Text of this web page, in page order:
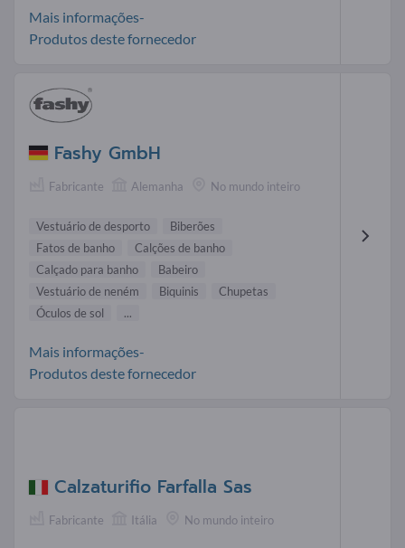
Mais informações-
Produtos deste fornecedor
Fashy GmbH
Fabricante Alemanha No mundo inteiro
Vestuário de desporto
Biberões
Fatos de banho
Calções de banho
Calçado para banho
Babeiro
Vestuário de neném
Biquinis
Chupetas
Óculos de sol
...
Mais informações-
Produtos deste fornecedor
Calzaturifio Farfalla Sas
Fabricante Itália No mundo inteiro